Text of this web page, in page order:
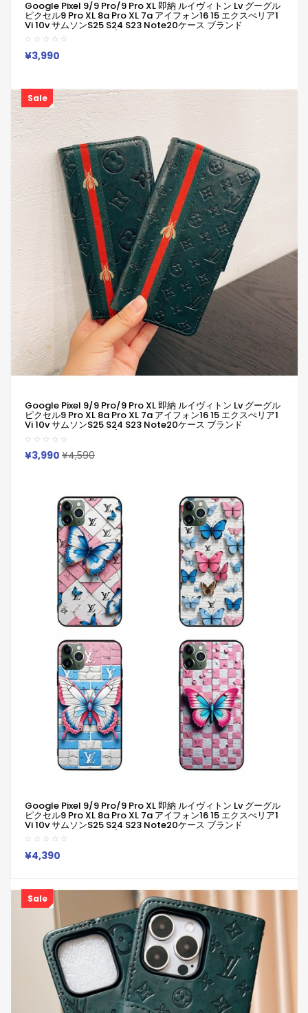
Google Pixel 9/9 Pro/9 Pro XL 即納 ルイヴィトン Lv グーグル
ピクセル9 Pro XL 8a Pro XL 7a アイフォン16 15 エクスぺリア1
Vi 10v サムソンs25 S24 S23 Note20ケース ブランド
Galaxya55 A54 S23/S24 Ultraケースルイヴィトン Lvピクセ
ル 8a Pro 7a 6/7/6a/9a ブランドケース
¥3,990
Sale
Google Pixel 9/9 Pro/9 Pro XL 即納 ルイヴィトン Lv グーグル
ピクセル9 Pro XL 8a Pro XL 7a アイフォン16 15 エクスぺリア1
Vi 10v サムソンs25 S24 S23 Note20ケース ブランド
Galaxya55 A54 S23/S24 Ultraケースルイヴィトン Lvピクセ
ル 8a Pro 7a 6/7/6a/9a ブランドケース Iphone16 15/14/13
保護カバー男女兼用
¥3,990 ¥4,590
Google Pixel 9/9 Pro/9 Pro XL 即納 ルイヴィトン Lv グーグル
ピクセル9 Pro XL 8a Pro XL 7a アイフォン16 15 エクスぺリア1
Vi 10v サムソンs25 S24 S23 Note20ケース ブランド
Galaxya55 A54 S23/S24 Ultraケースルイヴィトン Lvピクセ
ル 8a Pro 7a 6/7/6a/9a ブランドケース Iphone16 15/14/13
保護カバー男女兼用ジャケット型人気
¥4,390
Sale